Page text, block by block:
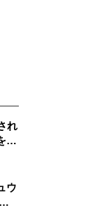
れ
語
ウ